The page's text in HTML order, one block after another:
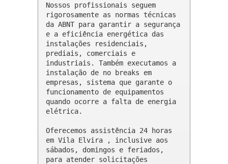
Nossos profissionais seguem
rigorosamente as normas técnicas
da ABNT para garantir a segurança
e a eficiência energética das
instalações residenciais,
prediais, comerciais e
industriais. Também executamos a
instalação de no breaks em
empresas, sistema que garante o
funcionamento de equipamentos
quando ocorre a falta de energia
elétrica.
Oferecemos assistência 24 horas
em Vila Elvira , inclusive aos
sábados, domingos e feriados,
para atender solicitações